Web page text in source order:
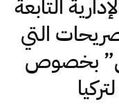
التابعة
التي
بخصوص